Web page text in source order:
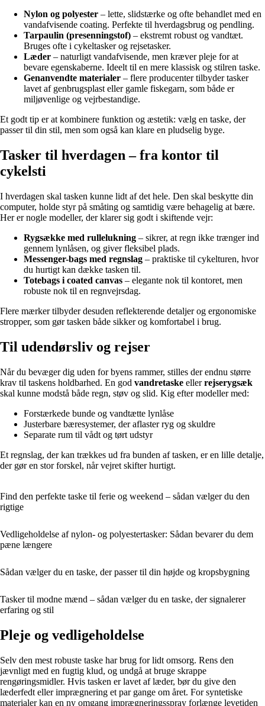
Nylon og polyester – lette, slidstærke og ofte behandlet med en
vandafvisende coating. Perfekte til hverdagsbrug og pendling.
Tarpaulin (presenningstof) – ekstremt robust og vandtæt.
Bruges ofte i cykeltasker og rejsetasker.
Læder – naturligt vandafvisende, men kræver pleje for at
bevare egenskaberne. Ideelt til en mere klassisk og stilren taske.
Genanvendte materialer – flere producenter tilbyder tasker
lavet af genbrugsplast eller gamle fiskegarn, som både er
miljøvenlige og vejrbestandige.
Et godt tip er at kombinere funktion og æstetik: vælg en taske, der
passer til din stil, men som også kan klare en pludselig byge.
Tasker til hverdagen – fra kontor til
cykelsti
I hverdagen skal tasken kunne lidt af det hele. Den skal beskytte din
computer, holde styr på småting og samtidig være behagelig at bære.
Her er nogle modeller, der klarer sig godt i skiftende vejr:
Rygsække med rullelukning – sikrer, at regn ikke trænger ind
gennem lynlåsen, og giver fleksibel plads.
Messenger-bags med regnslag – praktiske til cykelturen, hvor
du hurtigt kan dække tasken til.
Totebags i coated canvas – elegante nok til kontoret, men
robuste nok til en regnvejrsdag.
Flere mærker tilbyder desuden reflekterende detaljer og ergonomiske
stropper, som gør tasken både sikker og komfortabel i brug.
Til udendørsliv og rejser
Når du bevæger dig uden for byens rammer, stilles der endnu større
krav til taskens holdbarhed. En god vandretaske ellerrejserygsæk
skal kunne modstå både regn, støv og slid. Kig efter modeller med:
Forstærkede bunde og vandtætte lynlåse
Justerbare bæresystemer, der aflaster ryg og skuldre
Separate rum til vådt og tørt udstyr
Et regnslag, der kan trækkes ud fra bunden af tasken, er en lille detalje,
der gør en stor forskel, når vejret skifter hurtigt.
Find den perfekte taske til ferie og weekend – sådan vælger du den
rigtige
Vedligeholdelse af nylon- og polyestertasker: Sådan bevarer du dem
pæne længere
Sådan vælger du en taske, der passer til din højde og kropsbygning
Tasker til modne mænd – sådan vælger du en taske, der signalerer
erfaring og stil
Pleje og vedligeholdelse
Selv den mest robuste taske har brug for lidt omsorg. Rens den
jævnligt med en fugtig klud, og undgå at bruge skrappe
rengøringsmidler. Hvis tasken er lavet af læder, bør du give den
læderfedt eller imprægnering et par gange om året. For syntetiske
materialer kan en ny omgang imprægneringsspray forlænge levetiden